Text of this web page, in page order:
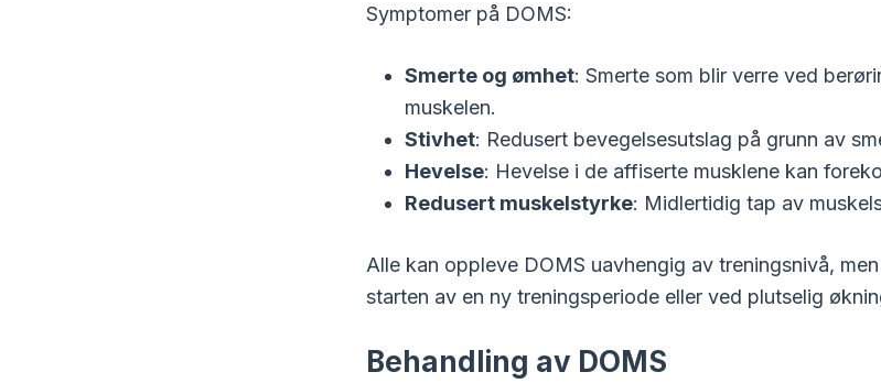
Symptomer på DOMS:
Smerte og ømhet: Smerte som blir verre ved
muskelen.
Stivhet: Redusert bevegelsesutslag på grunn av
Hevelse: Hevelse i de affiserte musklene kan
Redusert muskelstyrke: Midlertidig tap av
Alle kan oppleve DOMS uavhengig av treningsnivå,
starten av en ny treningsperiode eller ved plutselig
Behandling av DOMS